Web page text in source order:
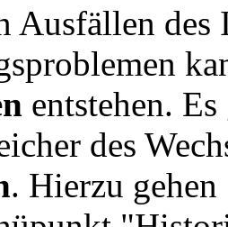
Ausfällen des
entstehen.
des
. Hierzu